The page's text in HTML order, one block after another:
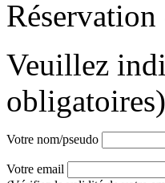
Réservation
Veuillez
Votre nom/pseudo
Votre email